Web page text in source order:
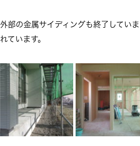
外部の金属サイディングも終了してい
れています。